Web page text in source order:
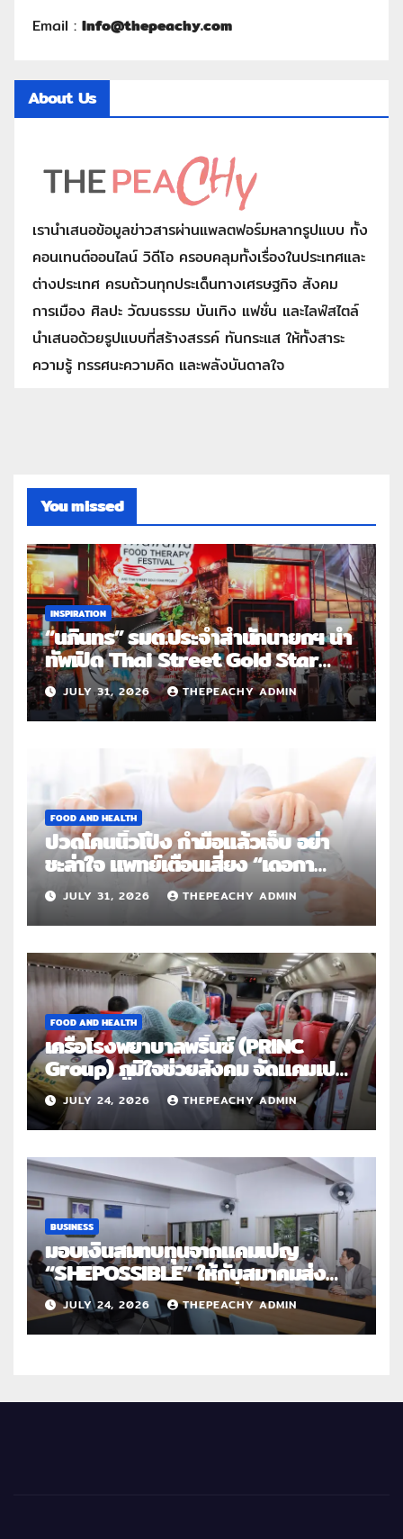
Email : Info@thepeachy.com
About Us
เรานำเสนอข้อมูลข่าวสารผ่านแพลตฟอร์มหลากรูปแบบ ทั้ง
คอนเทนต์ออนไลน์ วิดีโอ ครอบคลุมทั้งเรื่องในประเทศและ
ต่างประเทศ ครบถ้วนทุกประเด็นทางเศรษฐกิจ สังคม
การเมือง ศิลปะ วัฒนธรรม บันเทิง แฟชั่น และไลฟ์สไตล์
นำเสนอด้วยรูปแบบที่สร้างสรรค์ ทันกระแส ให้ทั้งสาระ
ความรู้ ทรรศนะความคิด และพลังบันดาลใจ
You missed
INSPIRATION
“นภินทร” รมต.ประจำสำนักนายกฯ นำ
ทัพเปิด Thai Street Gold Star
Roadshow 3 จังหวัดต้นแบบ
JULY 31, 2026 THEPEACHY ADMIN
FOOD AND HEALTH
ปวดโคนนิ้วโป้ง กำมือแล้วเจ็บ อย่า
ชะล่าใจ แพทย์เตือนเสี่ยง “เดอกา
แวง” โรคปลอกหุ้มเอ็นอักเสบจากการ
ใช้งานซ้ำ
JULY 31, 2026 THEPEACHY ADMIN
FOOD AND HEALTH
เครือโรงพยาบาลพริ้นซ์ (PRINC
Group) ภูมิใจช่วยสังคม จัดแคมเปญ
ใหญ่ระดับประเทศ “PRINC ผสาน :
สานต่อการให้ไม่สิ้นสุด”
JULY 24, 2026 THEPEACHY ADMIN
BUSINESS
มอบเงินสมทบทุนจากแคมเปญ
“SHEPOSSIBLE” ให้กับสมาคมส่ง
เสริมสถานภาพสตรีฯ เนื่องในวันสตรี
สากล 2569
JULY 24, 2026 THEPEACHY ADMIN